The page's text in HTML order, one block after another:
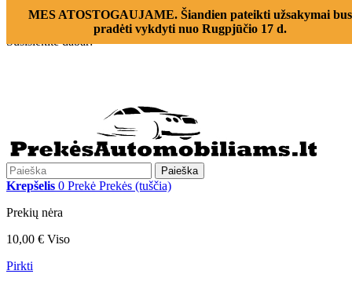
MES ATOSTOGAUJAME. Šiandien pateikti užsakymai bus
pradėti vykdyti nuo Rugpjūčio 17 d.
Prisijungti
Susisiekite su mumis
Susisiekite dabar:+370 655 12221
Paieška
Krepšelis 0 Prekė Prekės (tuščia)
Prekių nėra
10,00 € Viso
Pirkti